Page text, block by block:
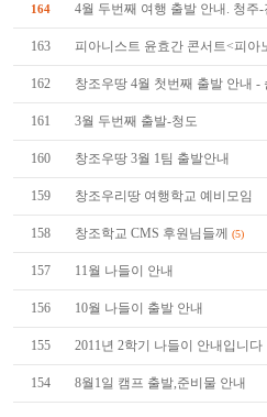
164 4월 두번째 여행 출발 안내. 청주
163 피아니스트 윤효간 콘서트<피아
162 창조우땅 4월 첫번째 출발 안내 -
161 3월 두번째 출발-청도
160 창조우땅 3월 1팀 출발안내
159 창조우리땅 여행학교 예비모임
158 창조학교 CMS 후원님들께 (5)
157 11월 나들이 안내
156 10월 나들이 출발 안내
155 2011년 2학기 나들이 안내입니다
154 8월1일 캠프 출발,준비물 안내